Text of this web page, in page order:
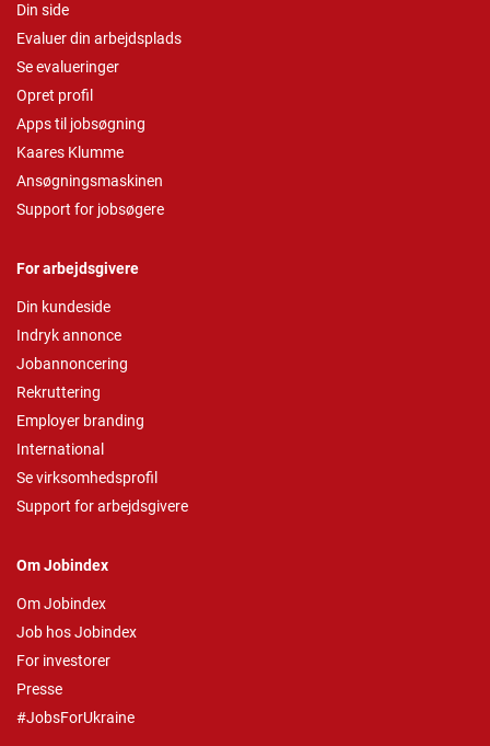
Din side
Evaluer din arbejdsplads
Se evalueringer
Opret profil
Apps til jobsøgning
Kaares Klumme
Ansøgningsmaskinen
Support for jobsøgere
For arbejdsgivere
Din kundeside
Indryk annonce
Jobannoncering
Rekruttering
Employer branding
International
Se virksomhedsprofil
Support for arbejdsgivere
Om Jobindex
Om Jobindex
Job hos Jobindex
For investorer
Presse
#JobsForUkraine